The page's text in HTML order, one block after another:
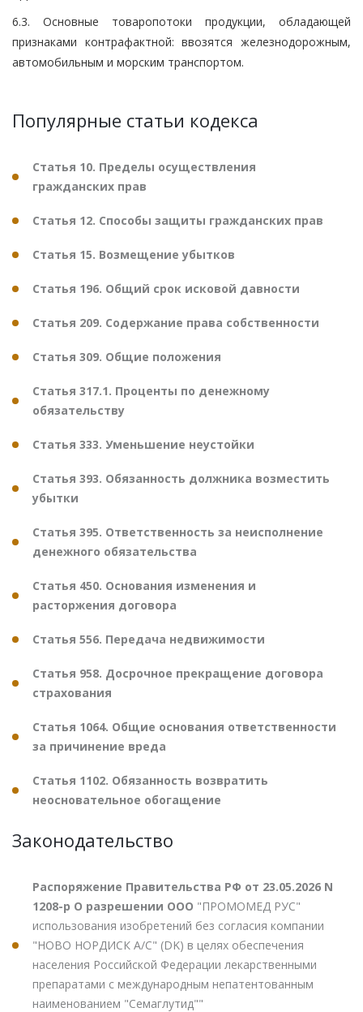
6.3. Основные товаропотоки продукции, обладающей
признаками контрафактной: ввозятся железнодорожным,
автомобильным и морским транспортом.
Популярные статьи кодекса
Статья 10. Пределы осуществления
гражданских прав
Статья 12. Способы защиты гражданских прав
Статья 15. Возмещение убытков
Статья 196. Общий срок исковой давности
Статья 209. Содержание права собственности
Статья 309. Общие положения
Статья 317.1. Проценты по денежному
обязательству
Статья 333. Уменьшение неустойки
Статья 393. Обязанность должника возместить
убытки
Статья 395. Ответственность за неисполнение
денежного обязательства
Статья 450. Основания изменения и
расторжения договора
Статья 556. Передача недвижимости
Статья 958. Досрочное прекращение договора
страхования
Статья 1064. Общие основания ответственности
за причинение вреда
Статья 1102. Обязанность возвратить
неосновательное обогащение
Законодательство
Распоряжение Правительства РФ от 23.05.2026 N
1208-р О разрешении ООО "ПРОМОМЕД РУС"
использования изобретений без согласия компании
"НОВО НОРДИСК А/С" (DK) в целях обеспечения
населения Российской Федерации лекарственными
препаратами с международным непатентованным
наименованием "Семаглутид""